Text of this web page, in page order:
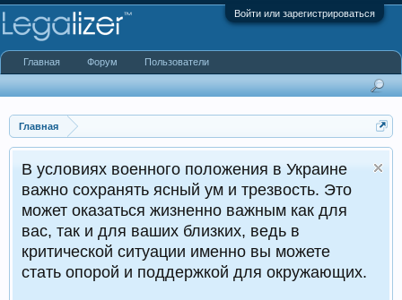
Войти или зарегистрироваться
Главная
военного положения в Украине
ясный ум и трезвость. Это
жизненно важным как для
для ваших близких, ведь в
ситуации именно вы можете
и поддержкой для окружающих.
Главная Форум Пользователи